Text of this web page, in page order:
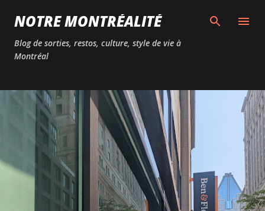
Passer au contenu principal
NOTRE MONTRÉALITÉ
Blog de sorties, restos, culture, style de vie à
Montréal